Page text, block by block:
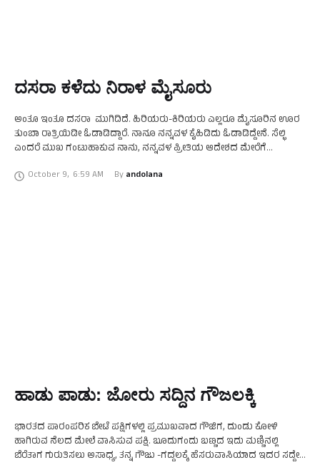
ದಸರಾ ಕಳೆದು ನಿರಾಳ ಮೈಸೂರು
ಅಂತೂ ಇಂತೂ ದಸರಾ ಮುಗಿದಿದೆ. ಹಿರಿಯರು-ಕಿರಿಯರು ಎಲ್ಲರೂ ಮೈಸೂರಿನ ಊರ
ತುಂಬಾ ರಾತ್ರಿಯಿಡೀ ಓಡಾಡಿದ್ದಾರೆ. ನಾನೂ ನನ್ನವಳ ಕೈಹಿಡಿದು ಓಡಾಡಿದ್ದೇನೆ. ಸೆಲ್ಛಿ
ಎಂದರೆ ಮುಖ ಗಂಟುಹಾಕುವ ನಾನು, ನನ್ನವಳ ಪ್ರೀತಿಯ ಆದೇಶದ ಮೇರೆಗೆ
October 9, 6:59 AM By andolana
ಹಾಡು ಪಾಡು: ಜೋರು ಸದ್ದಿನ ಗೌಜಲಕ್ಕಿ
ಭಾರತದ ಪಾರಂಪರಿಕ ಬೇಟೆ ಪಕ್ಷಿಗಳಲ್ಲಿ ಪ್ರಮುಖವಾದ ಗೌಜಿಗ, ದುಂಡು ಕೋಳಿ
ಹಾಗಿರುವ ನೆಲದ ಮೇಲೆ ವಾಸಿಸುವ ಪಕ್ಷಿ. ಬೂದುಗಂದು ಬಣ್ಣದ ಇದು ಮಣ್ಣಿನಲ್ಲಿ
ಬೆರೆತಾಗ ಗುರುತಿಸಲು ಅಸಾಧ್ಯ, ತನ್ನ ಗೌಜು -ಗದ್ದಲಕ್ಕೆ ಹೆಸರುವಾಸಿಯಾದ ಇದರ ಸದ್ದೇ